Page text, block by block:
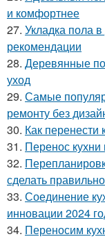
и комфортнее
27. Укладка пола
рекомендации
28. Деревянные
уход
29. Самые
ремонту без
30. Как
31. Перенос кухни
32.
сделать правильно
33. Соединение
инновации 2024
34. Переносим